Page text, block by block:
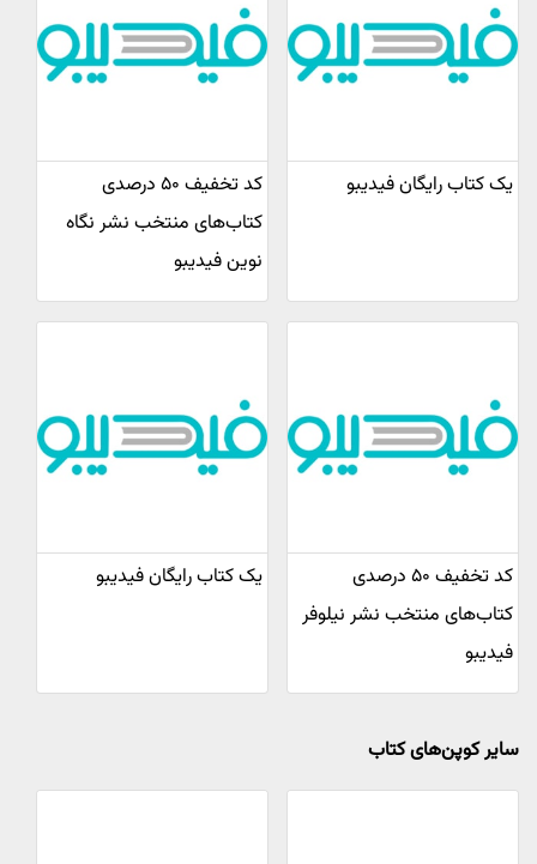
یک کتاب رایگان فیدیبو
کد تخفیف ۵۰ درصدی
کتاب‌های منتخب نشر نگاه
نوین فیدیبو
کد تخفیف ۵۰ درصدی
کتاب‌های منتخب نشر نیلوفر
فیدیبو
یک کتاب رایگان فیدیبو
سایر کوپن‌های کتاب